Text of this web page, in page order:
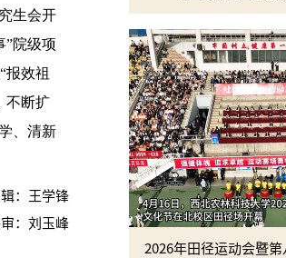
生会开
”院级项
报效祖
不断扩
、清新
：王学锋
：刘玉峰
2026年田径运动会暨